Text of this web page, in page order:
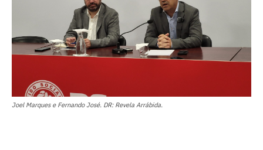
Joel Marques e Fernando José. DR: Revela Arrábida.